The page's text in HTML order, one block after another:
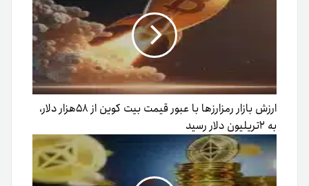
ارزش بازار رمزارزها با عبور قیمت بیت کوین از ۵۸هزار دلار،
به ۲تریلیون دلار رسید